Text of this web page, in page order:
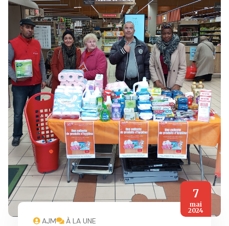
AJM À LA UNE
7
mai
2024